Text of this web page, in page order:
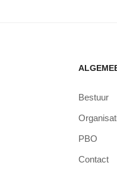
Bestuur
PBO
Contact